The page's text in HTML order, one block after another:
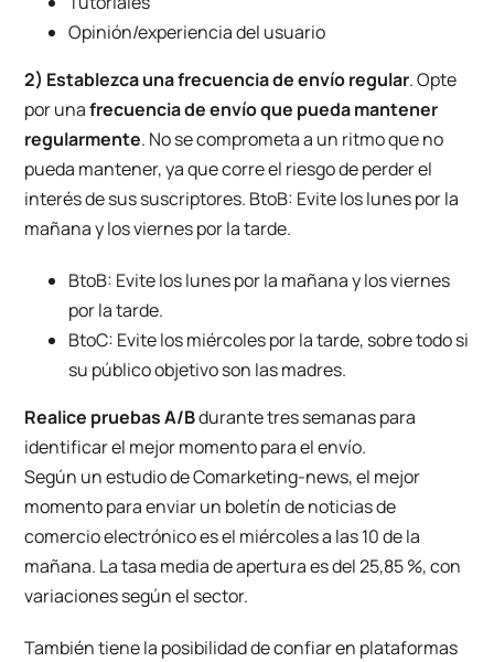
Opinión/experiencia del usuario
2) Establezca una frecuencia de envío regular. Opte
por unafrecuencia de envío que pueda mantener
regularmente. No se comprometa a un ritmo que no
pueda mantener, ya que corre el riesgo de perder el
interés de sus suscriptores. BtoB: Evite los lunes por la
mañana y los viernes por la tarde.
BtoB: Evite los lunes por la mañana y los viernes
por la tarde.
BtoC: Evite los miércoles por la tarde, sobre todo si
su público objetivo son las madres.
Realice pruebas A/Bdurante tres semanas para
identificar el mejor momento para el envío.
Según un estudio deComarketing-news, el mejor
momento para enviar un boletín de noticias de
comercio electrónico es el miércoles a las 10 de la
mañana. La tasa media de apertura es del 25,85 %, con
variaciones según el sector.
También tiene la posibilidad de confiar en plataformas